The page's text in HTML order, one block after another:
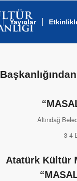
Yayınlar
Altındağ
3-4
Atatürk Kültür